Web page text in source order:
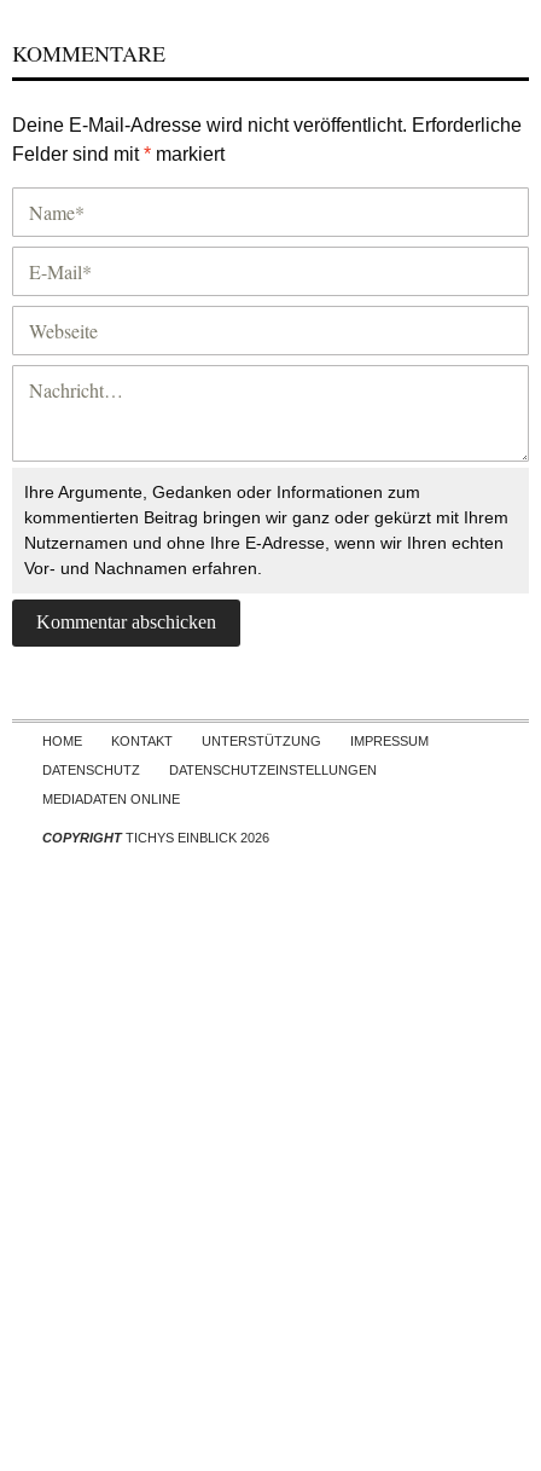
KOMMENTARE
Deine E-Mail-Adresse wird nicht veröffentlicht. Erforderliche
Felder sind mit* markiert
Ihre Argumente, Gedanken oder Informationen zum
kommentierten Beitrag bringen wir ganz oder gekürzt mit Ihrem
Nutzernamen und ohne Ihre E-Adresse, wenn wir Ihren echten
Vor- und Nachnamen erfahren.
Skip to content
HOME KONTAKT UNTERSTÜTZUNG
IMPRESSUM
DATENSCHUTZ
DATENSCHUTZEINSTELLUNGEN
MEDIADATEN ONLINE
COPYRIGHTTICHYS EINBLICK 2026